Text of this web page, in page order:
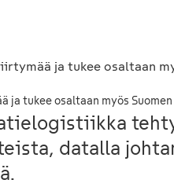
tukee osaltaan myös
datalla